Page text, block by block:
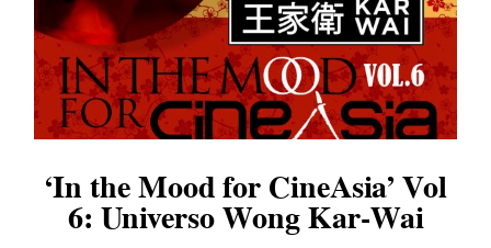
‘In the Mood for CineAsia’ Vol
6: Universo Wong Kar-Wai
Equipo
Blog
Agenda